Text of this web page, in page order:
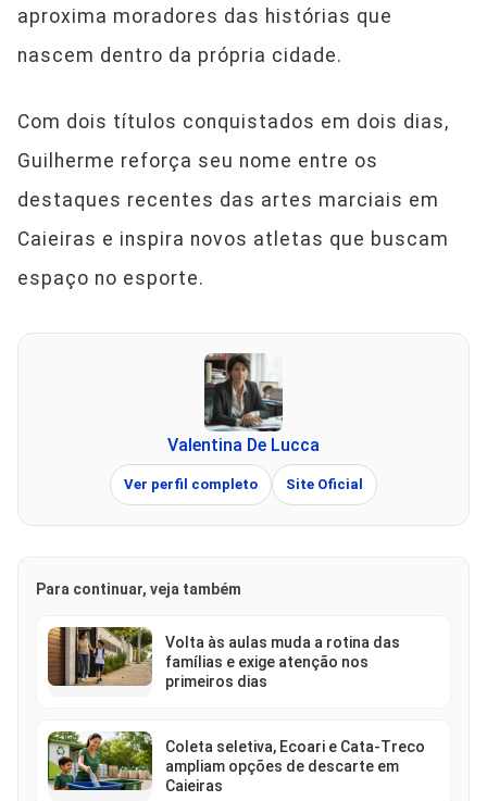
aproxima moradores das histórias que
nascem dentro da própria cidade.
Com dois títulos conquistados em dois dias,
Guilherme reforça seu nome entre os
destaques recentes das artes marciais em
Caieiras e inspira novos atletas que buscam
espaço no esporte.
Valentina De Lucca
Ver perfil completo Site Oficial
Para continuar, veja também
Volta às aulas muda a rotina das
famílias e exige atenção nos
primeiros dias
Coleta seletiva, Ecoari e Cata-Treco
ampliam opções de descarte em
Caieiras